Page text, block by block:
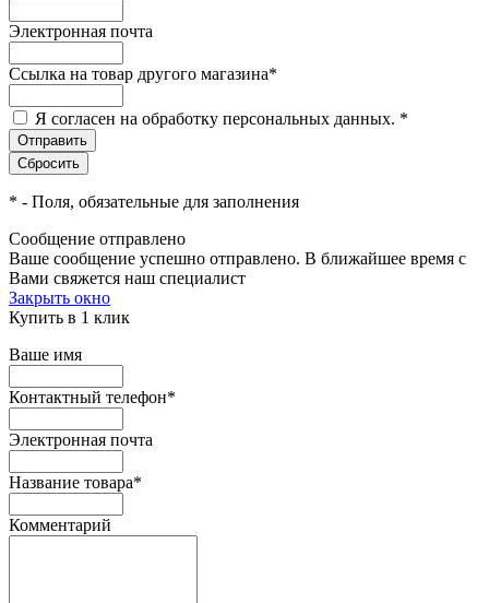
Электронная почта
Ссылка на товар другого магазина*
Я согласен на обработку персональных данных. *
* - Поля, обязательные для заполнения
Сообщение отправлено
Ваше сообщение успешно отправлено. В ближайшее время с
Вами свяжется наш специалист
Закрыть окно
Купить в 1 клик
Ваше имя
Контактный телефон*
Электронная почта
Название товара*
Комментарий